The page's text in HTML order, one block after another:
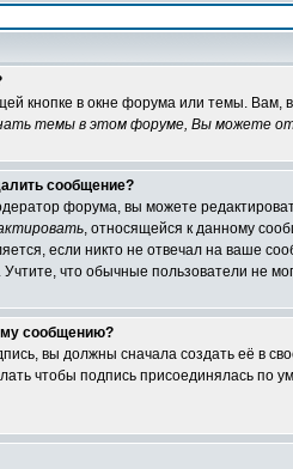
кнопке в окне форума или темы.
темы в этом форуме, Вы можете
сообщение?
форума, вы можете
, относящейся к данному
если никто не отвечал на ваше
что обычные пользователи не
сообщению?
вы должны сначала создать её в
чтобы подпись присоединялась по